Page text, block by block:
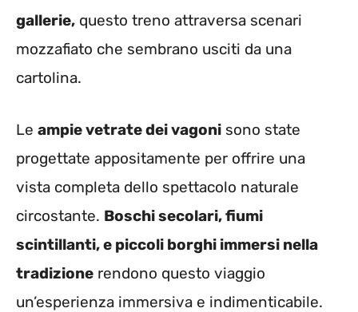
gallerie, questo treno attraversa scenari
mozzafiato che sembrano usciti da una
cartolina.
Le ampie vetrate dei vagoni sono state
progettate appositamente per offrire una
vista completa dello spettacolo naturale
circostante. Boschi secolari, fiumi
scintillanti, e piccoli borghi immersi nella
tradizione rendono questo viaggio
un’esperienza immersiva e indimenticabile.